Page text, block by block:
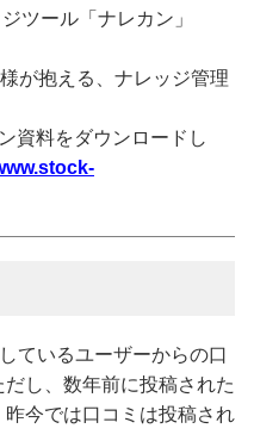
ツール「ナレカン」
が抱える、ナレッジ管理
資料をダウンロードし
ているユーザーからの口
し、数年前に投稿された
今では口コミは投稿され